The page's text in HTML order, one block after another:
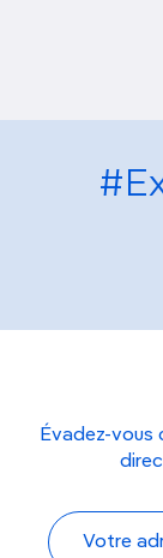
Évadez-vous